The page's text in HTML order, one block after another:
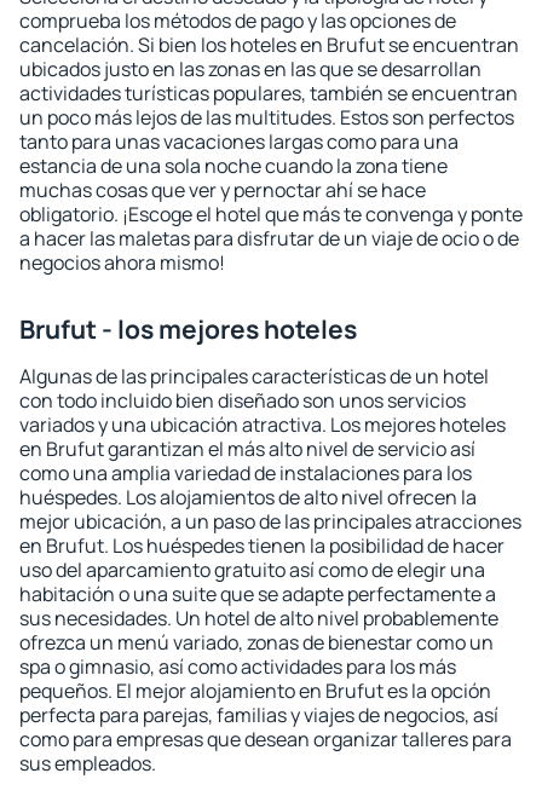
comprueba los métodos de pago y las opciones de
cancelación. Si bien los hoteles en Brufut se encuentran
ubicados justo en las zonas en las que se desarrollan
actividades turísticas populares, también se encuentran
un poco más lejos de las multitudes. Estos son perfectos
tanto para unas vacaciones largas como para una
estancia de una sola noche cuando la zona tiene
muchas cosas que ver y pernoctar ahí se hace
obligatorio. ¡Escoge el hotel que más te convenga y ponte
a hacer las maletas para disfrutar de un viaje de ocio o de
negocios ahora mismo!
Brufut - los mejores hoteles
Algunas de las principales características de un hotel
con todo incluido bien diseñado son unos servicios
variados y una ubicación atractiva. Los mejores hoteles
en Brufut garantizan el más alto nivel de servicio así
como una amplia variedad de instalaciones para los
huéspedes. Los alojamientos de alto nivel ofrecen la
mejor ubicación, a un paso de las principales atracciones
en Brufut. Los huéspedes tienen la posibilidad de hacer
uso del aparcamiento gratuito así como de elegir una
habitación o una suite que se adapte perfectamente a
sus necesidades. Un hotel de alto nivel probablemente
ofrezca un menú variado, zonas de bienestar como un
spa o gimnasio, así como actividades para los más
pequeños. El mejor alojamiento en Brufut es la opción
perfecta para parejas, familias y viajes de negocios, así
como para empresas que desean organizar talleres para
sus empleados.